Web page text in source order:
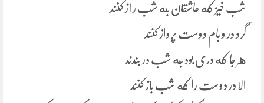
شب خیز که عاشقان به شب را ز کنند
گرد در و بام دوست پرواز کنند
هر جا که دری بود به شب در بندند
الا در دوست را که شب باز کنند